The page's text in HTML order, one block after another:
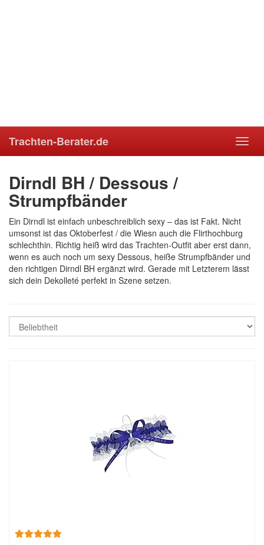
Trachten-Berater.de
Dirndl BH / Dessous /
Strumpfbänder
Ein Dirndl ist einfach unbeschreiblich sexy – das ist Fakt. Nicht
umsonst ist das Oktoberfest / die Wiesn auch die Flirthochburg
schlechthin. Richtig heiß wird das Trachten-Outfit aber erst dann,
wenn es auch noch um sexy Dessous, heiße Strumpfbänder und
den richtigen Dirndl BH ergänzt wird. Gerade mit Letzterem lässt
sich dein Dekolleté perfekt in Szene setzen.